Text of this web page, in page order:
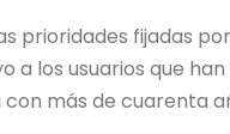
prioridades fijadas
los usuarios que
más de cuarenta